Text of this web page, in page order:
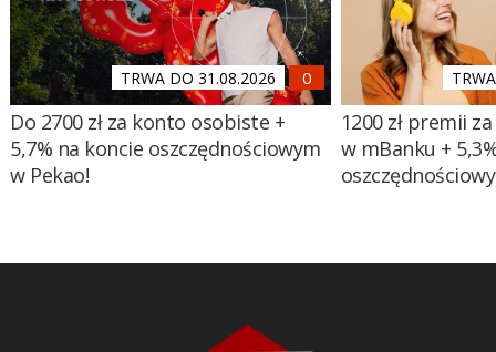
TRWA DO 31.08.2026
Do 2700 zł za konto osobiste +
5,7% na koncie oszczędnościowym
w Pekao!
1200 zł premii
w mBanku +